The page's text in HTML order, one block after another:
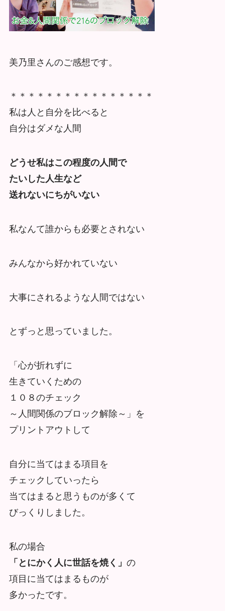
美乃里さんのご感想です。
＊＊＊＊＊＊＊＊＊＊＊＊＊＊＊＊
私は人と自分を比べると
自分はダメな人間
どうせ私はこの程度の人間で
たいした人生など
送れないにちがいない
私なんて誰からも必要とされない
みんなから好かれていない
大事にされるような人間ではない
とずっと思っていました。
「心が折れずに
生きていくための
１０８のチェック
～人間関係のブロック解除～」を
プリントアウトして
自分に当てはまる項目を
チェックしていったら
当てはまると思うものが多くて
びっくりしました。
私の場合
「とにかく人に世話を焼く」 の
項目に当てはまるものが
多かったです。